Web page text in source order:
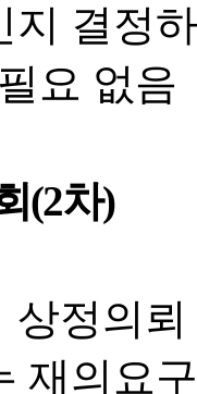
지 결정
요 없음
(2차)
상정의
재의요